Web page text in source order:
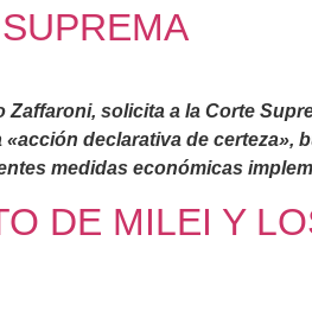
solicita a la Corte
declarativa de certeza»,
medidas económicas
DE MILEI Y